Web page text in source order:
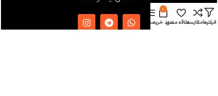
فیلترهامقایسهعلاقه مندی
0
سبد خریدمنو